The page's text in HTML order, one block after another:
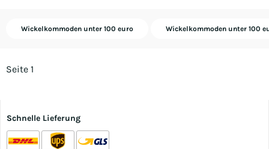
Wickelkommoden unter 100 euro Wickelkommoden unter 100
Seite 1
Schnelle Lieferung